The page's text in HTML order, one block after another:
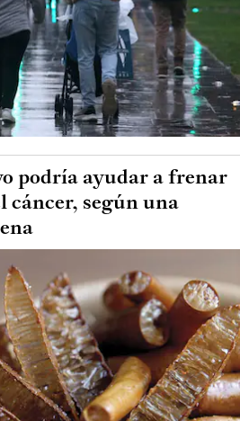
podría ayudar a frenar
cáncer, según una